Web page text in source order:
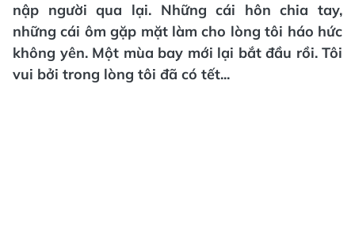
nập người qua lại. Những cái hôn chia tay,
những cái ôm gặp mặt làm cho lòng tôi háo hức
không yên. Một mùa bay mới lại bắt đầu rồi. Tôi
vui bởi trong lòng tôi đã có tết...